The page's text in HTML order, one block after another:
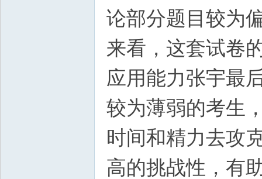
论部分题目较为
来看，这套试卷
应用能力‌张宇最
较为薄弱的考生
时间和精力去攻
高的挑战性，有